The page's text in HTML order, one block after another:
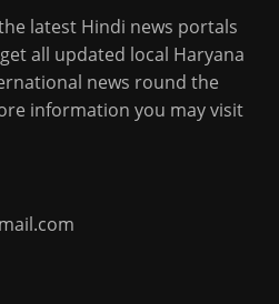
latest Hindi news portals
all updated local Haryana
news round the
information you may visit